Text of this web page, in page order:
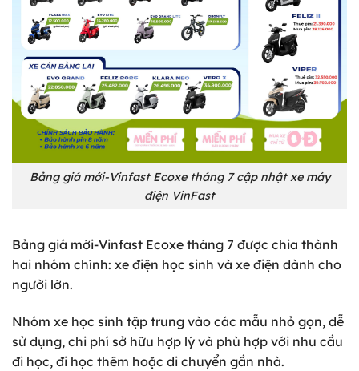
Bảng giá mới-Vinfast Ecoxe tháng 7 cập nhật xe máy
điện VinFast
Bảng giá mới-Vinfast Ecoxe tháng 7 được chia thành
hai nhóm chính: xe điện học sinh và xe điện dành cho
người lớn.
Nhóm xe học sinh tập trung vào các mẫu nhỏ gọn, dễ
sử dụng, chi phí sở hữu hợp lý và phù hợp với nhu cầu
đi học, đi học thêm hoặc di chuyển gần nhà.